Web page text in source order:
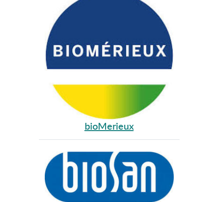
bioMerieux